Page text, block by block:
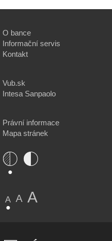
O bance
Informační servis
Kontakt
Vub.sk
Intesa Sanpaolo
Právní informace
Mapa stránek
A A A